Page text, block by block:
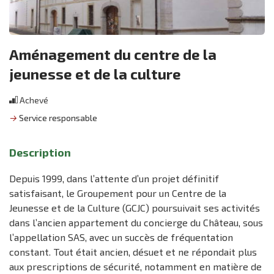
Aménagement du centre de la
jeunesse et de la culture
Achevé
→ Service responsable
Description
Depuis 1999, dans l’attente d’un projet définitif
satisfaisant, le Groupement pour un Centre de la
Jeunesse et de la Culture (GCJC) poursuivait ses activités
dans l’ancien appartement du concierge du Château, sous
l’appellation SAS, avec un succès de fréquentation
constant. Tout était ancien, désuet et ne répondait plus
aux prescriptions de sécurité, notamment en matière de